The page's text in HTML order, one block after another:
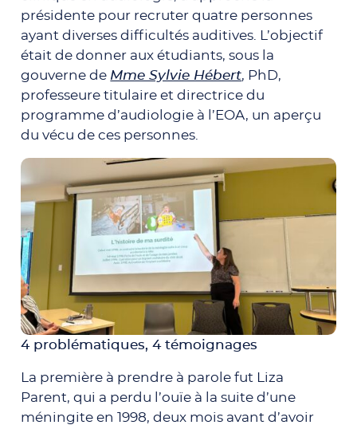
présidente pour recruter quatre personnes
ayant diverses difficultés auditives. L’objectif
était de donner aux étudiants, sous la
gouverne de Mme Sylvie Hébert, PhD,
professeure titulaire et directrice du
programme d’audiologie à l’EOA, un aperçu
du vécu de ces personnes.
4 problématiques, 4 témoignages
La première à prendre à parole fut Liza
Parent, qui a perdu l’ouïe à la suite d’une
méningite en 1998, deux mois avant d’avoir